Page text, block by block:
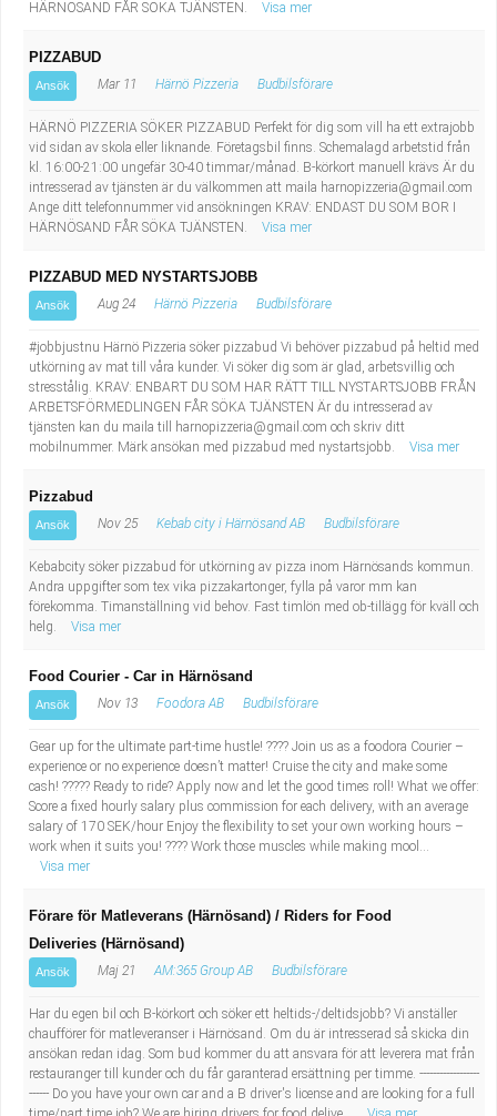
HÄRNÖSAND FÅR SÖKA TJÄNSTEN. Visa mer
PIZZABUD
Ansök Mar 11 Härnö Pizzeria Budbilsförare
HÄRNÖ PIZZERIA SÖKER PIZZABUD Perfekt för dig som vill ha ett extrajobb
vid sidan av skola eller liknande. Företagsbil finns. Schemalagd arbetstid från
kl. 16:00-21:00 ungefär 30-40 timmar/månad. B-körkort manuell krävs Är du
intresserad av tjänsten är du välkommen att maila harnopizzeria@gmail.com
Ange ditt telefonnummer vid ansökningen KRAV: ENDAST DU SOM BOR I
HÄRNÖSAND FÅR SÖKA TJÄNSTEN.
Visa mer
PIZZABUD MED NYSTARTSJOBB
Ansök Aug 24 Härnö Pizzeria Budbilsförare
#jobbjustnu Härnö Pizzeria söker pizzabud Vi behöver pizzabud på heltid med
utkörning av mat till våra kunder. Vi söker dig som är glad, arbetsvillig och
stresstålig. KRAV: ENBART DU SOM HAR RÄTT TILL NYSTARTSJOBB FRÅN
ARBETSFÖRMEDLINGEN FÅR SÖKA TJÄNSTEN Är du intresserad av
tjänsten kan du maila till
harnopizzeria@gmail.com och skriv ditt
mobilnummer. Märk ansökan med pizzabud med nystartsjobb.
Visa mer
Pizzabud
Ansök Nov 25 Kebab city i Härnösand AB Budbilsförare
Kebabcity söker pizzabud för utkörning av pizza inom Härnösands kommun.
Andra uppgifter som tex vika pizzakartonger, fylla på varor mm kan
förekomma. Timanställning vid behov. Fast timlön med ob-tillägg för kväll och
helg.
Visa mer
Food Courier - Car in Härnösand
Ansök Nov 13 Foodora AB Budbilsförare
Gear up for the ultimate part-time hustle! ???? Join us as a foodora Courier –
experience or no experience doesn’t matter! Cruise the city and make some
cash! ????? Ready to ride? Apply now and let the good times roll! What we offer:
Score a fixed hourly salary plus commission for each delivery, with an average
salary of 170 SEK/hour Enjoy the flexibility to set your own working hours –
work when it suits you! ???? Work those muscles while making mool...
Visa mer
Förare för Matleverans (Härnösand) / Riders for Food
Deliveries (Härnösand)
Ansök Maj 21 AM:365 Group AB Budbilsförare
Har du egen bil och B-körkort och söker ett heltids-/deltidsjobb? Vi anställer
chaufförer för matleveranser i Härnösand. Om du är intresserad så skicka din
ansökan redan idag. Som bud kommer du att ansvara för att leverera mat från
restauranger till kunder och du får garanterad ersättning per timme. ------------------
------ Do you have your own car and a B driver's license and are looking for a full